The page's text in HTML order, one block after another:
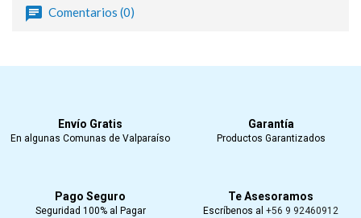
Comentarios (0)
Envío Gratis
En algunas Comunas de Valparaíso
Garantía
Productos Garantizados
Pago Seguro
Seguridad 100% al Pagar
Te Asesoramos
Escríbenos al +56 9 92460912